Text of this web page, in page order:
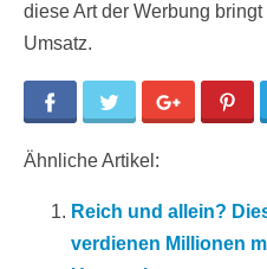
diese Art der Werbung
Umsatz.
Facebook Twitter Google+
Ähnliche Artikel:
Reich und allein?
verdienen Millionen